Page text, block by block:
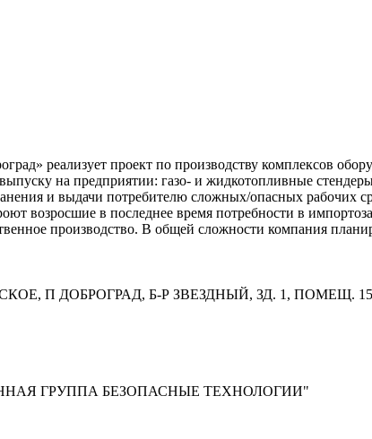
реализует проект по производству комплексов
на предприятии: газо- и жидкотопливные
и выдачи потребителю сложных/опасных рабочих
возросшие в последнее время потребности в
производство. В общей сложности компания
П ДОБРОГРАД, Б-Р ЗВЕЗДНЫЙ, ЗД. 1, ПОМЕЩ. 15
ГРУППА БЕЗОПАСНЫЕ ТЕХНОЛОГИИ"